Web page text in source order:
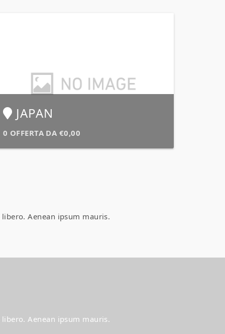
JAPAN
0 OFFERTA DA €0,00
Aenean ipsum mauris.
Aenean ipsum mauris.